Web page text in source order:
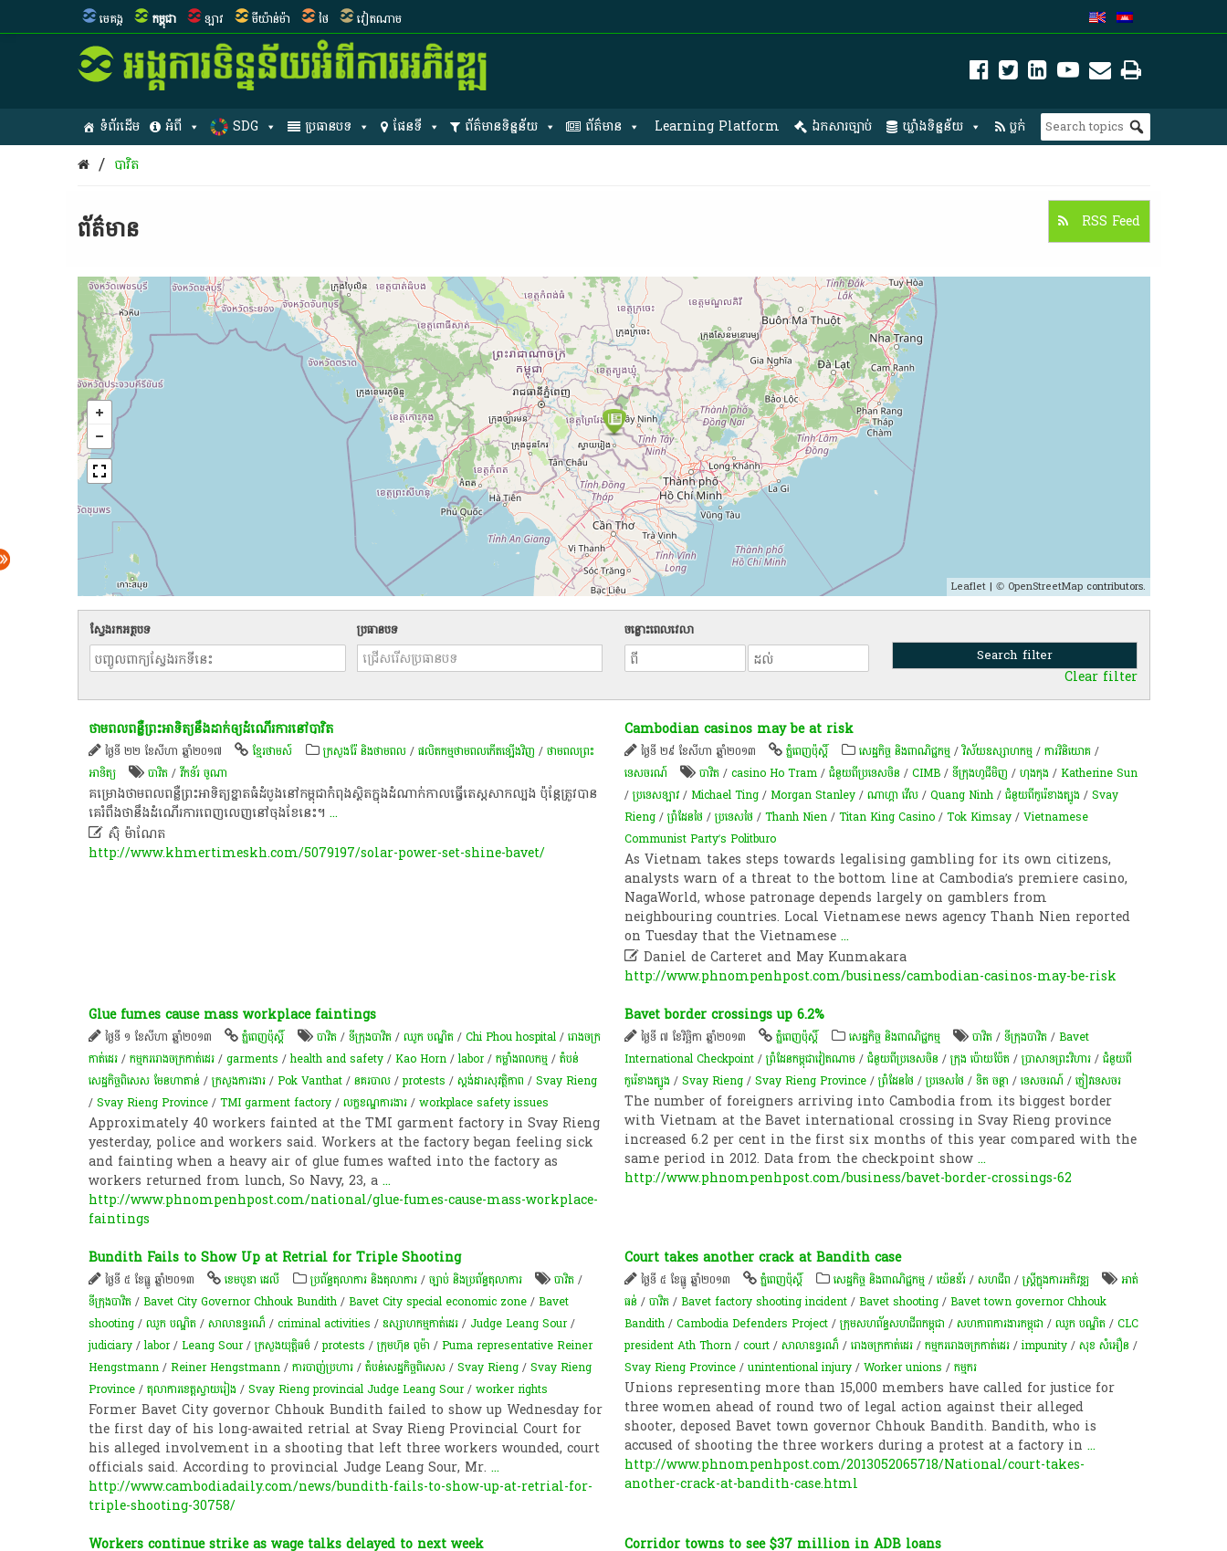
មេគង្គ កម្ពុជា ឡាវ មីយ៉ាន់ម៉ា ថៃ វៀតណាម
ទំព័រដើម អំពី SDG ប្រធានបទ ផែនទី ព័ត៌មានទិន្នន័យ ព័ត៌មាន Learning Platform ឯកសារច្បាប់ ឃ្លាំងទិន្នន័យ ប្លក់
/ បាវិត
ព័ត៌មាន​ RSS Feed
Leaflet| © OpenStreetMapcontributors.
ស្វែងរកអត្ថបទ ប្រធានបទ ចន្លោះពេលវេលា
Clear filter
ថាមពលពន្លឺព្រះអាទិត្យនឹងដាក់ឲ្យដំណើរការនៅបាវិត
ថ្ងៃទី ២២ ខែសីហា ឆ្នាំ២០១៧ ខ្មែរថាមស៍ ក្រសួងរ៉ែ និងថាមពល/ផលិតកម្មថាមពលកើតឡើងវិញ /​ថាមពល​ព្រះ
អាទិត្យ​
បាវិត/វីកទ័រ ចូណា
គម្រោងថាមពលពន្លឺព្រះអាទិត្យខ្នាតធំដំបូងនៅកម្ពុជាកំពុងស្ថិតក្នុងដំណាក់កាលធ្វើតេស្តសាកល្បង ប៉ុន្តែត្រូវបាន
គេរំពឹងថានឹងដំណើរការពេញលេញនៅចុងខែនេះ។ ...
ស៊ុំ ម៉ាណែត
http://www.khmertimeskh.com/5079197/solar-power-set-shine-bavet/
Cambodian casinos may be at risk
ថ្ងៃទី ២៩ ខែសីហា ឆ្នាំ២០១៣ ភ្នំពេញប៉ុស្តិ៍ សេដ្ឋកិច្ច និងពាណិជ្ជកម្ម/វិស័យឧស្សាហកម្ម/ការវិនិយោគ/
ទេសចរណ៍
បាវិត/casino Ho Tram/ជំនួយពីប្រទេសចិន /CIMB/ទីក្រុងហូជីមិញ /ហុងកុង /Katherine Sun
/ប្រទេសឡាវ/Michael Ting/Morgan Stanley/ណាហ្គា វើល/Quang Ninh/ជំនួយពីកូរ៉េខាងត្បូង /Svay
Rieng/ព្រំដែនថៃ /ប្រទេសថៃ /Thanh Nien/Titan King Casino/Tok Kimsay/Vietnamese
Communist Party’s Politburo
As Vietnam takes steps towards legalising gambling for its own citizens,
analysts warn of a threat to the bottom line at Cambodia’s premiere casino,
NagaWorld, whose patronage depends largely on gamblers from
neighbouring countries. Local Vietnamese news agency Thanh Nien reported
on Tuesday that the Vietnamese...
 Daniel de Carteret and May Kunmakara
http://www.phnompenhpost.com/business/cambodian-casinos-may-be-risk
Glue fumes cause mass workplace faintings
ថ្ងៃទី ១ ខែសីហា ឆ្នាំ២០១៣ ភ្នំពេញប៉ុស្តិ៍ បាវិត/ទីក្រុងបាវិត/ឈូក បណ្ឌិត/Chi Phou hospital/រោងចក្រ
កាត់ដេរ/កម្មករ​រោងចក្រ​កាត់ដេរ​/garments /health and safety/Kao Horn/labor/កម្លាំងពលកម្ម/តំបន់​
សេដ្ឋកិច្ច​ពិសេស មែនហាតាន់ /ក្រសួងការងារ/Pok Vanthat/នគរបាល/protests /ស្ដង់ដារ​សុវត្ថិភាព​ /Svay Rieng
/Svay Rieng Province/TMI garment factory/លក្ខខណ្ឌ​ការងារ​/workplace safety issues
Approximately 40 workers fainted at the TMI garment factory in Svay Rieng
yesterday, police and workers said. Workers at the factory began feeling sick
and fainting when a heavy air of glue fumes wafted into the factory as
workers returned from lunch, So Navy, 23, a ...
http://www.phnompenhpost.com/national/glue-fumes-cause-mass-workplace-
faintings
Bavet border crossings up 6.2%
ថ្ងៃទី ៧ ខែវិច្ឆិកា ឆ្នាំ២០១៣ ភ្នំពេញប៉ុស្តិ៍ សេដ្ឋកិច្ច និងពាណិជ្ជកម្ម បាវិត/ទីក្រុងបាវិត/Bavet
International Checkpoint/ព្រំដែន​កម្ពុជា​វៀតណាម/ជំនួយពីប្រទេសចិន /ក្រុង ប៉ោយប៉ែត/ប្រាសាទព្រះវិហារ/ជំនួយពី
កូរ៉េខាងត្បូង /Svay Rieng/Svay Rieng Province/ព្រំដែនថៃ /ប្រទេសថៃ /ទិត ចន្ថា /ទេសចរណ៍/ភ្ញៀវ​ទេសចរ
The number of foreigners arriving into Cambodia from its biggest border
with Vietnam at the Bavet international crossing in Svay Rieng province
increased 6.2 per cent in the first six months of this year compared with the
same period in 2012. Data from the checkpoint show...
http://www.phnompenhpost.com/business/bavet-border-crossings-62
Bundith Fails to Show Up at Retrial for Triple Shooting
ថ្ងៃទី ៥ ខែធ្នូ ឆ្នាំ២០១៣ ខេមបូឌា ដេលី ប្រព័ន្ធតុលាការ និងតុលាការ/ច្បាប់ និងប្រព័ន្ធតុលាការ បាវិត/
ទីក្រុងបាវិត/Bavet City Governor Chhouk Bundith/Bavet City special economic zone/Bavet
shooting/ឈូក បណ្ឌិត/សាលាឧទ្ធរណ៏ /criminal activities /ឧស្សាហកម្មកាត់ដេរ/Judge Leang Sour/
judiciary/labor/Leang Sour/ក្រសួងយុត្តិធម៌/protests /ក្រុមហ៊ុន ពូម៉ា /Puma representative Reiner
Hengstmann/Reiner Hengstmann/ការបាញ់ប្រហារ/តំបន់សេដ្ឋកិច្ចពិសេស/Svay Rieng/Svay Rieng
Province/តុលាការខេត្តស្វាយរៀង /Svay Rieng provincial Judge Leang Sour/worker rights
Former Bavet City governor Chhouk Bundith failed to show up Wednesday for
the first day of his long-awaited retrial at Svay Rieng Provincial Court for
his alleged involvement in a shooting that left three workers wounded, court
officials said. According to provincial Judge Leang Sour, Mr. ...
http://www.cambodiadaily.com/news/bundith-fails-to-show-up-at-retrial-for-
triple-shooting-30758/
Court takes another crack at Bandith case
ថ្ងៃទី ៥ ខែធ្នូ ឆ្នាំ២០១៣ ភ្នំពេញប៉ុស្តិ៍ សេដ្ឋកិច្ច និងពាណិជ្ជកម្ម/យ៉េនឌ័រ/សហជីព /ស្ត្រីក្នុងការអភិវឌ្ឍ
អាត់
ធន់ /បាវិត/Bavet factory shooting incident/Bavet shooting/Bavet town governor Chhouk
Bandith/Cambodia Defenders Project/ក្រុម​សហព័ន្ធ​សហជីព​កម្ពុជា​ /សហភាពការងារកម្ពុជា /ឈូក បណ្ឌិត/CLC
president Ath Thorn/court/សាលាឧទ្ធរណ៏ /រោងចក្រកាត់ដេរ/កម្មករ​រោងចក្រ​កាត់ដេរ​/impunity/សុខ សំអឿន /
Svay Rieng Province/unintentional injury/Worker unions /ក​ម្មករ​
Unions representing more than 15,000 members have called for justice for
three women ahead of round two of legal action against their alleged
shooter, deposed Bavet town governor Chhouk Bandith. Bandith, who is
accused of shooting the three workers during a protest at a factory in...
http://www.phnompenhpost.com/2013052065718/National/court-takes-
another-crack-at-bandith-case.html
Workers continue strike as wage talks delayed to next week Corridor towns to see $37 million in ADB loans